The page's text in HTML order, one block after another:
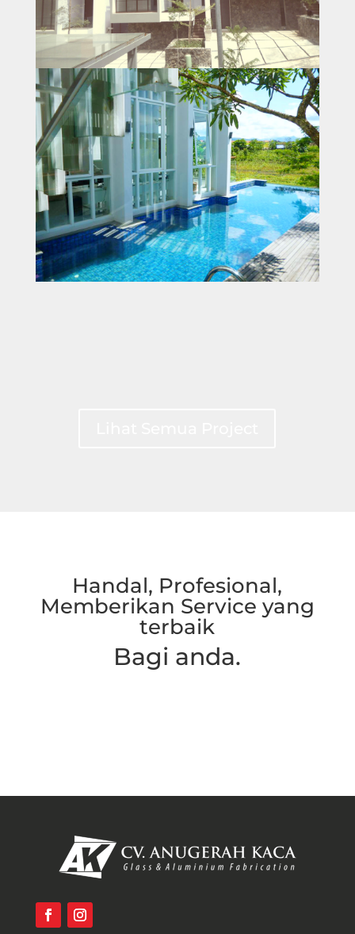
Handal, Profesional,
Memberikan Service yang
terbaik
Bagi anda.